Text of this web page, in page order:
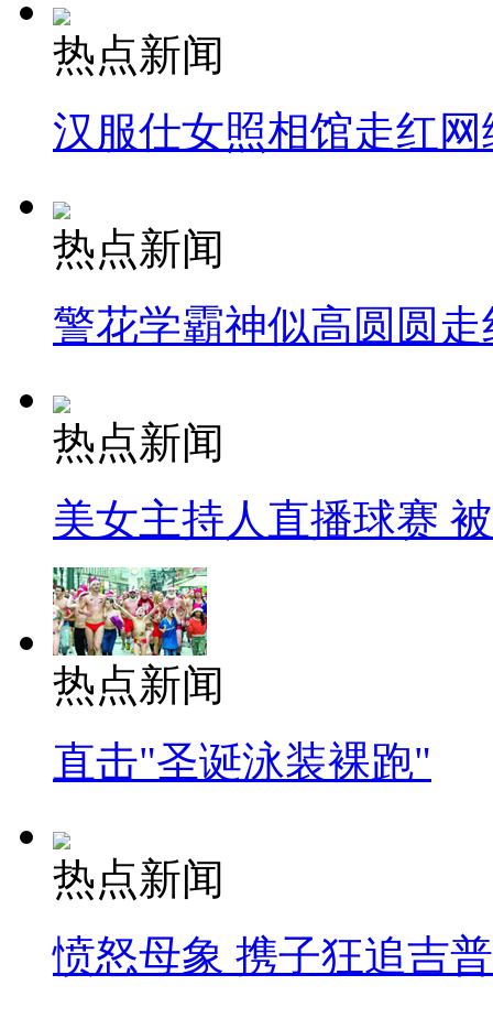
热点新闻
汉服仕女照相馆走红网
热点新闻
警花学霸神似高圆圆走
热点新闻
美女主持人直播球赛
热点新闻
直击"圣诞泳装裸跑"
热点新闻
愤怒母象 携子狂追吉